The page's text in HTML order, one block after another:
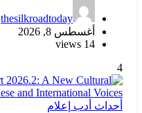
thesilkroadtoday
أغسطس 8, 2026
14 views
4
أحداث أدب إعلام